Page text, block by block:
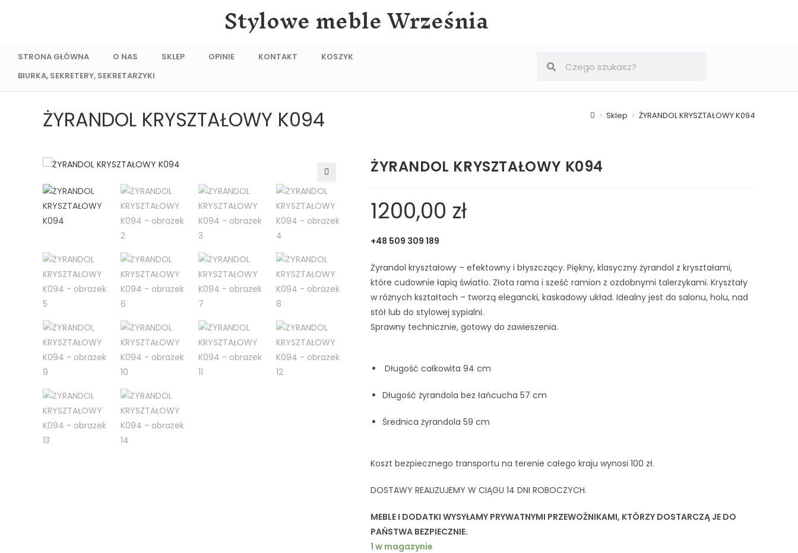
Stylowe meble Września
STRONA GŁÓWNA O NAS SKLEP OPINIE KONTAKT
KOSZYK
BIURKA, SEKRETERY, SEKRETARZYKI
ŻYRANDOL KRYSZTAŁOWY K094 > Sklep > ŻYRANDOL KRYSZTAŁOWY K094
🔍
ŻYRANDOL KRYSZTAŁOWY K094
1200,00 zł
+48 509 309 189
Żyrandol kryształowy – efektowny i błyszczący. Piękny, klasyczny żyrandol z kryształami,
które cudownie łapią światło. Złota rama i sześć ramion z ozdobnymi talerzykami. Kryształy
w różnych kształtach – tworzą elegancki, kaskadowy układ. Idealny jest do salonu, holu, nad
stół lub do stylowej sypialni.
Sprawny technicznie, gotowy do zawieszenia.
Długość całkowita 94 cm
Długość żyrandola bez łańcucha 57 cm
Średnica żyrandola 59 cm
Koszt bezpiecznego transportu na terenie całego kraju wynosi 100 zł.
DOSTAWY REALIZUJEMY W CIĄGU 14 DNI ROBOCZYCH.
MEBLE I DODATKI WYSYŁAMY PRYWATNYMI PRZEWOŹNIKAMI, KTÓRZY DOSTARCZĄ JE DO
PAŃSTWA BEZPIECZNIE.
1 w magazynie